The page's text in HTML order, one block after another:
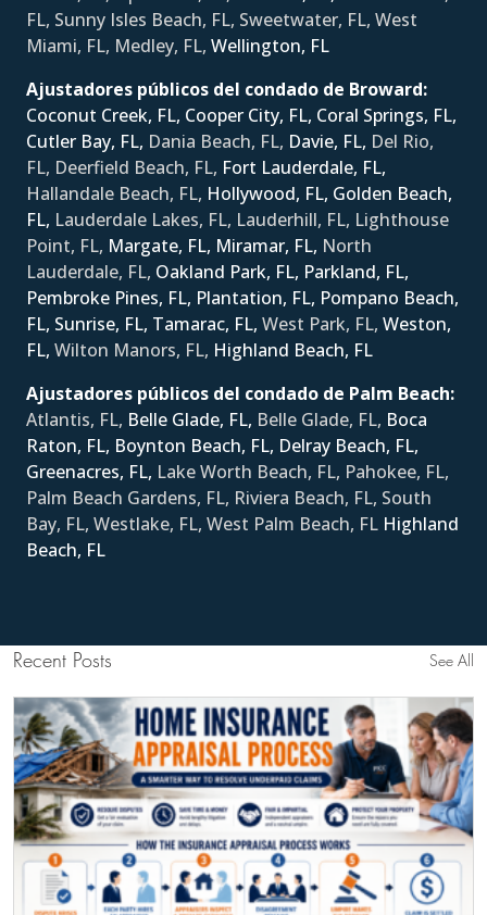
FL, Sunny Isles Beach, FL, Sweetwater, FL, West
Miami, FL, Medley, FL, Wellington, FL
Ajustadores públicos del condado de Broward:
Coconut Creek, FL, Cooper City, FL, Coral Springs, FL,
Cutler Bay, FL, Dania Beach, FL, Davie, FL, Del Rio,
FL, Deerfield Beach, FL, Fort Lauderdale, FL,
Hallandale Beach, FL, Hollywood, FL, Golden Beach,
FL, Lauderdale Lakes, FL, Lauderhill, FL, Lighthouse
Point, FL, Margate, FL, Miramar, FL, North
Lauderdale, FL, Oakland Park, FL, Parkland, FL,
Pembroke Pines, FL, Plantation, FL, Pompano Beach,
FL, Sunrise, FL, Tamarac, FL, West Park, FL, Weston,
FL, Wilton Manors, FL, Ηighland Beach, FL
Ajustadores públicos del condado de Palm Beach:
Atlantis, FL, Belle Glade, FL, Belle Glade, FL, Boca
Raton, FL, Boynton Beach, FL, Delray Beach, FL,
Greenacres, FL, Lake Worth Beach, FL, Pahokee, FL,
Palm Beach Gardens, FL, Riviera Beach, FL, South
Bay, FL, Westlake, FL, West Palm Beach, FL Ηighland
Beach, FL
Recent Posts See All